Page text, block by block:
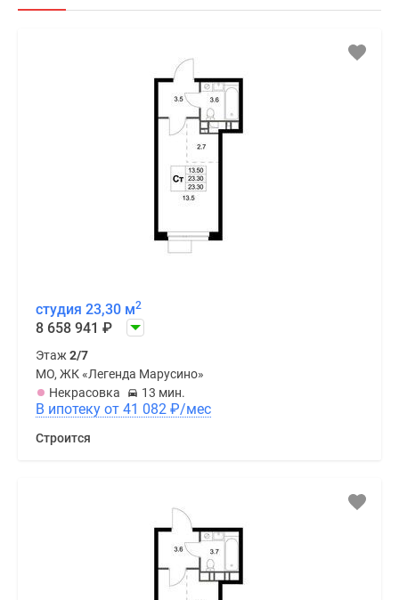
студия 23,30 м2
8 658 941 ₽
Этаж 2/7
МО, ЖК «Легенда Марусино»
Некрасовка
13 мин.
В ипотеку от 41 082 ₽/мес
Строится